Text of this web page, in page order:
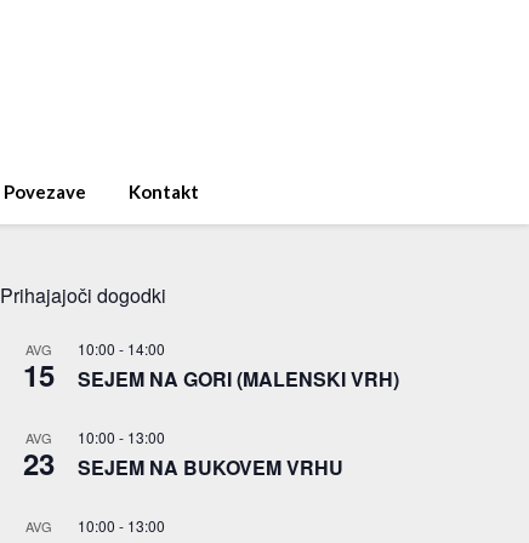
Povezave Kontakt
Prihajajoči dogodki
AVG
15
10:00 - 14:00
SEJEM NA GORI (MALENSKI VRH)
AVG
23
10:00 - 13:00
SEJEM NA BUKOVEM VRHU
AVG 10:00 - 13:00